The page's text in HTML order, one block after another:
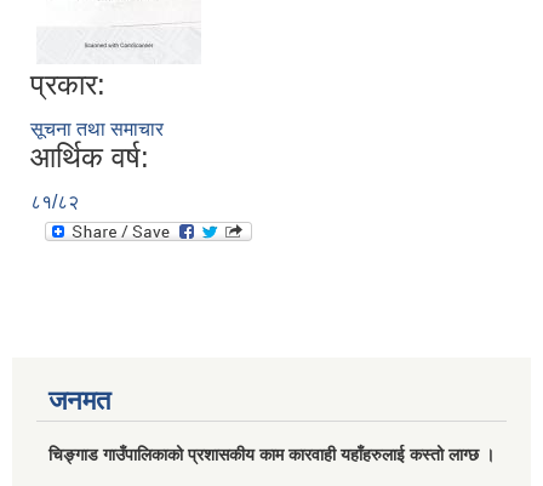
प्रकार:
सूचना तथा समाचार
आर्थिक वर्ष:
८१/८२
जनमत
चिङ्गाड गाउँपालिकाको प्रशासकीय काम कारवाही यहाँहरुलाई कस्तो लाग्छ ।